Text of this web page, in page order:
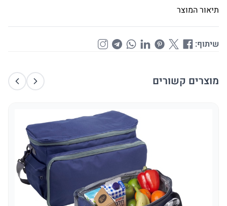
תיאור המוצר
שיתוף:
מוצרים קשורים